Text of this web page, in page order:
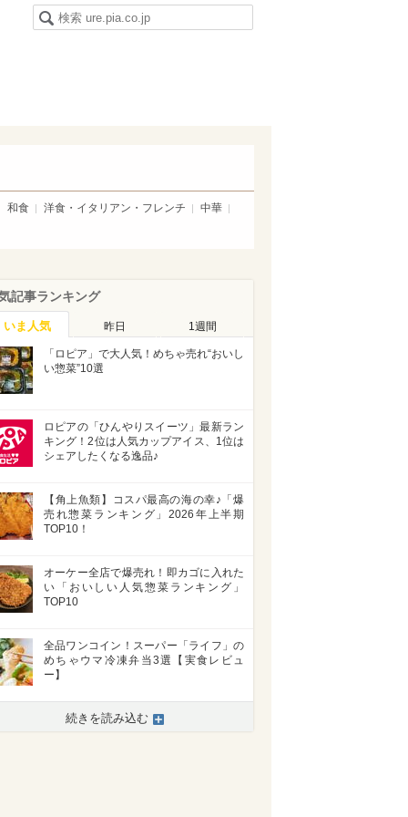
和食 洋食・イタリアン・フレンチ 中華
記事ランキング
いま人気 昨日 1週間
「ロピア」で大人気！めちゃ売れ“おいし
い惣菜”10選
ロピアの「ひんやりスイーツ」最新ラン
キング！2位は人気カップアイス、1位は
シェアしたくなる逸品♪
【角上魚類】コスパ最高の海の幸♪「爆
売れ惣菜ランキング」2026年上半期
TOP10！
オーケー全店で爆売れ！即カゴに入れた
い「おいしい人気惣菜ランキング」
TOP10
全品ワンコイン！スーパー「ライフ」の
めちゃウマ冷凍弁当3選【実食レビュ
ー】
続きを読み込む